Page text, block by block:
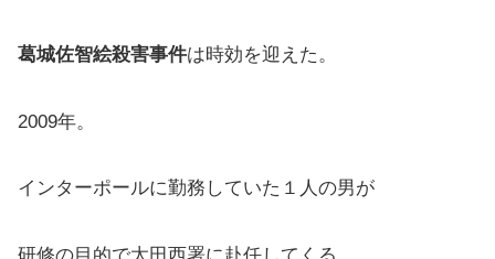
葛城佐智絵殺害事件は時効を迎えた。
2009年。
インターポールに勤務していた１人の男が